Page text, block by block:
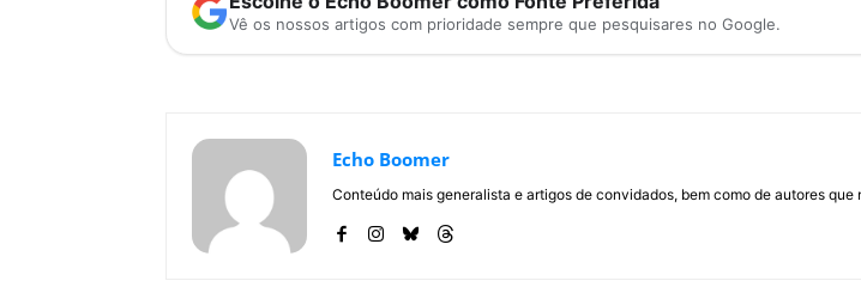
Vê os nossos artigos com prioridade sempre que pesquisares no Google.
Echo Boomer
Conteúdo mais generalista e artigos de convidados, bem como de autores